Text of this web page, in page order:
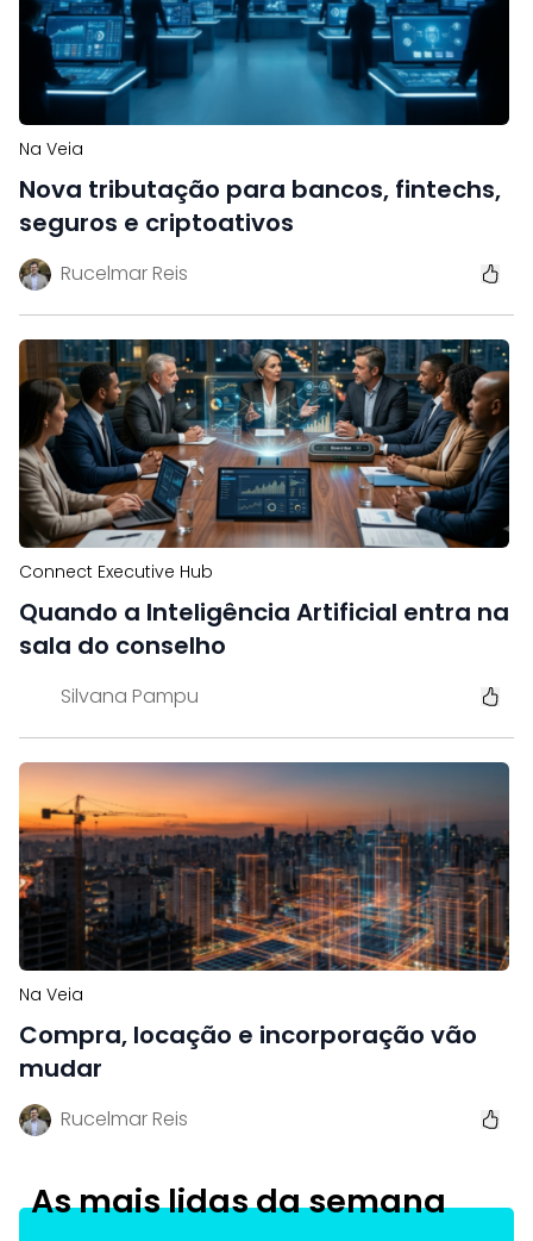
Na Veia
Nova tributação para bancos, fintechs,
seguros e criptoativos
Rucelmar Reis
Connect Executive Hub
Quando a Inteligência Artificial entra na
sala do conselho
Silvana Pampu
Na Veia
Compra, locação e incorporação vão
mudar
Rucelmar Reis
As mais lidas da semana